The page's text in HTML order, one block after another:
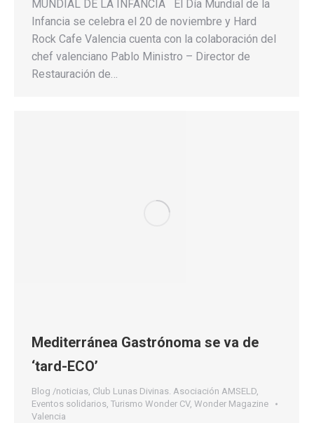
MUNDIAL DE LA INFANCIA El Día Mundial de la
Infancia se celebra el 20 de noviembre y Hard
Rock Cafe Valencia cuenta con la colaboración del
chef valenciano Pablo Ministro – Director de
Restauración de…
Mediterránea Gastrónoma se va de
‘tard-ECO’
Blog /noticias, Club Lunas Divinas. Asociación AMSELD,
Eventos solidarios, Turismo Wonder CV, Wonder Magazine
Valencia